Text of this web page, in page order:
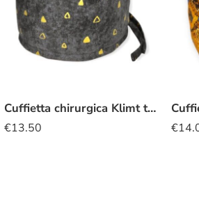
Cuffietta chirurgica Klimt triangoli nero
€13.50 €